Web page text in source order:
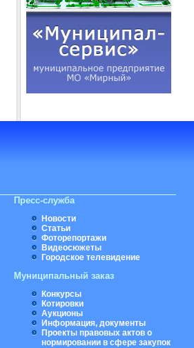
Пресс-служба
Новости
Статьи
Фоторепортажи
Видеосюжеты
Городское телевидение
Муниципальный заказ
Конкурсы
Котировки
Аукционы
Информация, документы
Проекты правовых актов о
нормировании в сфере закупок